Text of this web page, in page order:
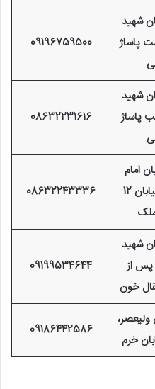
شهید
پاساژ
09196759500
شهید
پاساژ
08632231616
امام
خمینی، خیابان 12
08632243336
شهید
پس از
خون
09199534644
ولیعصر،
خرم
09186442586